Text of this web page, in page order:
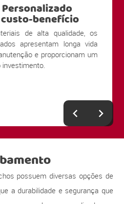
produzidos com materiais
e ao tráfego intenso de
mantém a limpeza e
mais tempo, mesmo em
possuem diversas opções de
a durabilidade e segurança que